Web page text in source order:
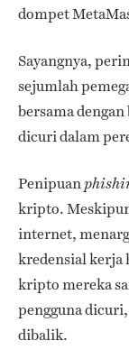
dompet
Sayangnya,
sejumlah
bersama
dicuri dalam
Penipuan
kripto.
internet,
kredensial kerja
kripto mereka
pengguna
dibalik.